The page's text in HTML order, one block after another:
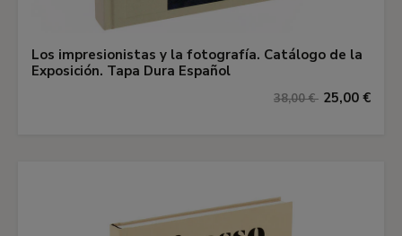
Los impresionistas y la fotografía. Catálogo de la
Exposición. Tapa Dura Español
38,00 € 25,00 €